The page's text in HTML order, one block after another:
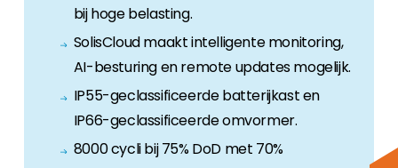
bij hoge belasting.
SolisCloud maakt intelligente monitoring,
AI-besturing en remote updates mogelijk.
IP55-geclassificeerde batterijkast en
IP66-geclassificeerde omvormer.
8000 cycli bij 75% DoD met 70%